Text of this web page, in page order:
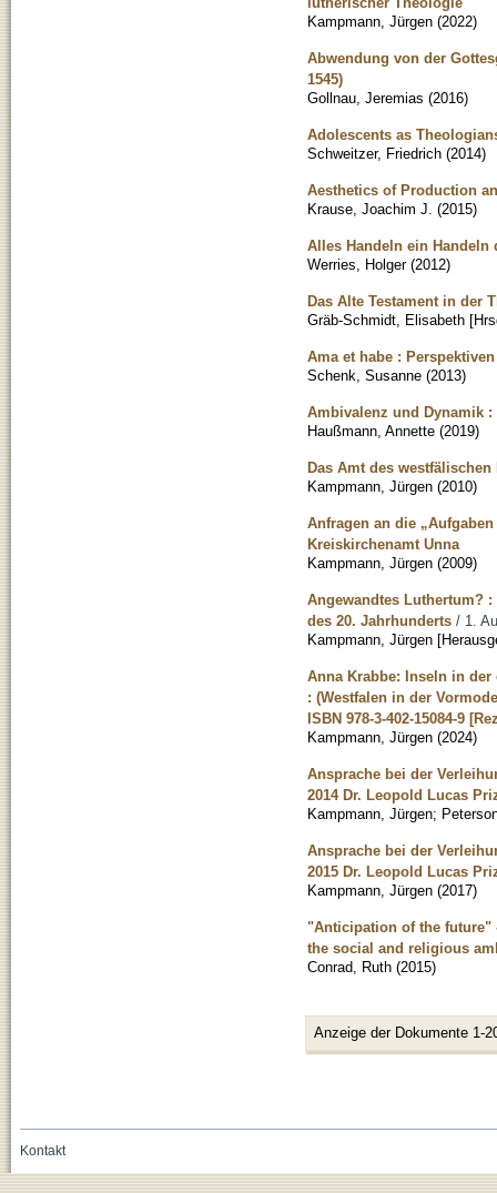
Kampmann, Jürgen (2022)
Abwendung von der
1545)
Gollnau, Jeremias (2016)
Adolescents as
Schweitzer, Friedrich (2014)
Aesthetics of Production
Krause, Joachim J. (2015)
Alles Handeln ein
Werries, Holger (2012)
Das Alte Testament in der
Gräb-Schmidt, Elisabeth
Ama et habe :
Schenk, Susanne (2013)
Ambivalenz und Dynamik
Haußmann, Annette (2019)
Das Amt des
Kampmann, Jürgen (2010)
Anfragen an die
Kreiskirchenamt Unna
Kampmann, Jürgen (2009)
Angewandtes Luthertum?
des 20. Jahrhunderts / 1.
Kampmann, Jürgen
Anna Krabbe: Inseln in der
: (Westfalen in der
ISBN 978-3-402-15084-9
Kampmann, Jürgen (2024)
Ansprache bei der
2014 Dr. Leopold Lucas
Kampmann, Jürgen;
Ansprache bei der
2015 Dr. Leopold Lucas
Kampmann, Jürgen (2017)
"Anticipation of the future"
the social and religious
Conrad, Ruth (2015)
Anzeige der Dokumente 1-
Kontakt